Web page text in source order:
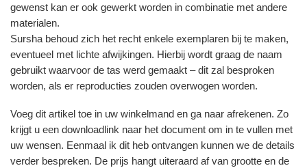
gewenst kan er ook gewerkt worden in combinatie met andere
materialen.
Sursha behoud zich het recht enkele exemplaren bij te maken,
eventueel met lichte afwijkingen. Hierbij wordt graag de naam
gebruikt waarvoor de tas werd gemaakt – dit zal besproken
worden, als er reproducties zouden overwogen worden.
Voeg dit artikel toe in uw winkelmand en ga naar afrekenen. Zo
krijgt u een downloadlink naar het document om in te vullen met
uw wensen. Eenmaal ik dit heb ontvangen kunnen we de details
verder bespreken. De prijs hangt uiteraard af van grootte en de